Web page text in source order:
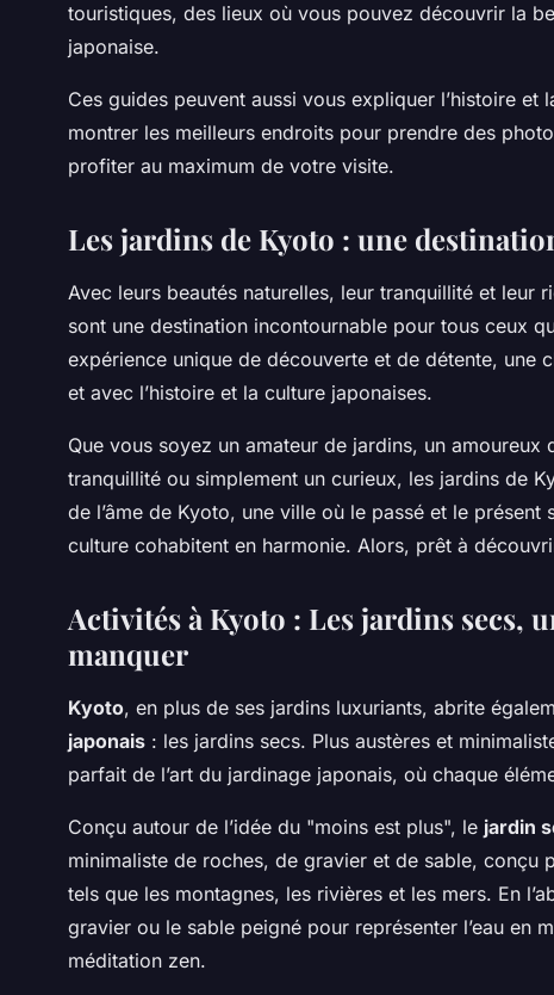
touristiques, des lieux où vous pouvez découvrir la
japonaise.
Ces guides peuvent aussi vous expliquer l’histoire
montrer les meilleurs endroits pour prendre des
profiter au maximum de votre visite.
Les jardins de Kyoto : une
Avec leurs beautés naturelles, leur tranquillité et leur
sont une destination incontournable pour tous ceux
expérience unique de découverte et de détente, une
et avec l’histoire et la culture japonaises.
Que vous soyez un amateur de jardins, un
tranquillité ou simplement un curieux, les jardins de
de l’âme de Kyoto, une ville où le passé et le présent
culture cohabitent en harmonie. Alors, prêt à
Activités à Kyoto : Les jardins secs,
manquer
Kyoto, en plus de ses jardins luxuriants, abrite
japonais : les jardins secs. Plus austères et
parfait de l’art du jardinage japonais, où chaque
Conçu autour de l’idée du "moins est plus", le jardin
minimaliste de roches, de gravier et de sable, conçu
tels que les montagnes, les rivières et les mers. En
gravier ou le sable peigné pour représenter l’eau en
méditation zen.